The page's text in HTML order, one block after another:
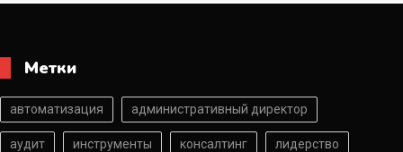
Метки
автоматизация административный директор
аудит инструменты консалтинг лидерство